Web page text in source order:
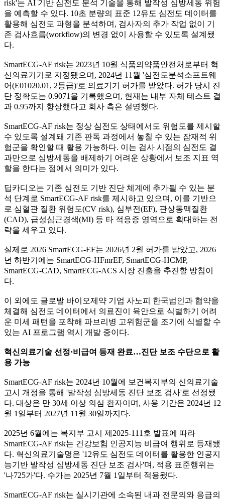
risk'는 AI 기반 심전도 분석 기술을 통해 발작성 심방세동 위험
을 예측할 수 있다. 10초 분량의 표준 12유도 심전도 데이터를
활용해 심전도 파형을 분석하며, 검사자의 추가 작업 없이 기
존 검사흐름(workflow)의 변경 없이 사용할 수 있도록 설계됐
다.
SmartECG-AF risk는 2023년 10월 식품의약품안전처로부터 혁
신의료기기로 지정됐으며, 2024년 11월 '심전도분석소프트웨
어(E01020.01, 2등급)'로 의료기기 허가를 받았다. 허가 당시 진
단 정확도는 0.9071을 기록했으며, 현재는 내부 자체 테스트 결
과 0.95까지 향상했다고 회사 측은 설명했다.
SmartECG-AF risk는 정상 심전도 상태에서도 위험도를 제시할
수 있도록 설계돼 기존 판독 과정에서 놓칠 수 있는 잠재적 위
험군을 확인할 때 활용 가능하다. 이는 검사 시점의 심전도 결
과만으로 심방세동을 배제하기 어려운 상황에서 보조 지표 역
할을 한다는 점에서 의미가 있다.
딥카디오는 기존 심전도 기반 진단 체계에 추가될 수 있는 분
석 단계로 SmartECG-AF risk를 제시하고 있으며, 이를 기반으
로 심혈관 질환 위험도(CV risk), 심부전(EF), 관상동맥질환
(CAD), 급성심근경색(MI) 등 타 적응증 영역으로 확대하는 전
략을 세우고 있다.
실제로 2026 SmartECG-EF는 2026년 2월 허가를 받았고, 2026
년 하반기에는 SmartECG-HFmrEF, SmartECG-HCMP,
SmartECG-CAD, SmartECG-ACS 시장 진출을 추진할 방침이
다.
이 외에도 글로발 바이오제약 기업 사노피 한국법인과 협약을
체결해 심전도 데이터에서 의료진이 육안으로 식별하기 어려
운 미세 패턴을 포착해 파브리병 고위험군을 조기에 식별할 수
있는 AI 프로그램 역시 개발 중이다.
혁신의료기술 선정·비급여 등재 완료…진단 보조 수단으로 활
용 가능
SmartECG-AF risk는 2024년 10월에 보건복지부의 신의료기술
고시 개정을 통해 '발작성 심방세동 진단 보조 검사'로 선정됐
다. 대상은 만 30세 이상 의심 환자이며, 사용 기간은 2024년 12
월 1일부터 2027년 11월 30일까지다.
2025년 6월에는 복지부 고시 제2025-111호 발표에 따라
SmartECG-AF risk는 건강보험 인공지능 비급여 행위로 등재됐
다. 혁신의료기술명은 '12유도 심전도 데이터를 활용한 인공지
능기반 발작성 심방세동 진단 보조 검사'며, 적용 표준행위는
'나725가'다. 수가는 2025년 7월 1일부터 적용됐다.
SmartECG-AF risk는 실시기관에 소속된 내과 전문의와 응급의